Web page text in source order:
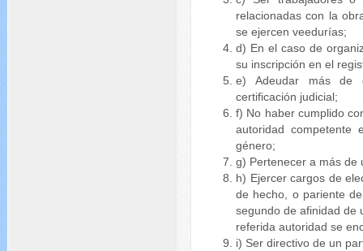
relacionadas con la
se ejercen veedurías;
d) En el caso de
su inscripción en el
e) Adeudar más de
certificación judicial;
f) No haber cumplido
autoridad competente
género;
g) Pertenecer a más de
h) Ejercer cargos de
de hecho, o pariente
segundo de afinidad de
referida autoridad se
i) Ser directivo de un